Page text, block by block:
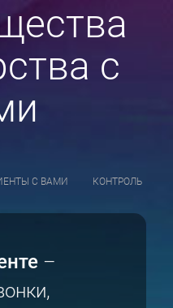
с
С ВАМИ КОНТРОЛЬ
–